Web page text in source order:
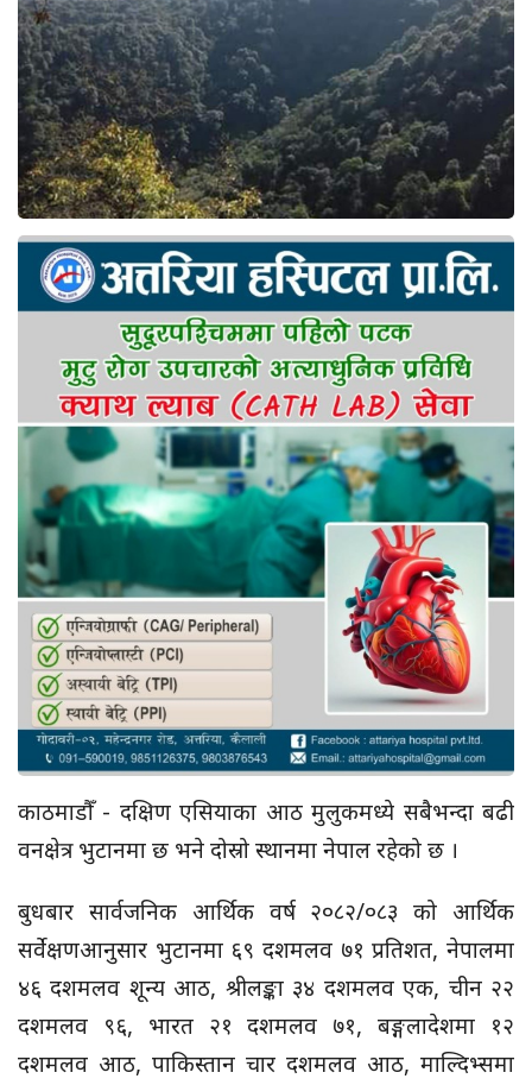
काठमाडौँ - दक्षिण एसियाका आठ मुलुकमध्ये सबैभन्दा बढी
वनक्षेत्र भुटानमा छ भने दोस्रो स्थानमा नेपाल रहेको छ ।
बुधबार सार्वजनिक आर्थिक वर्ष २०८२/०८३ को आर्थिक
सर्वेक्षणआनुसार भुटानमा ६९ दशमलव ७१ प्रतिशत, नेपालमा
४६ दशमलव शून्य आठ, श्रीलङ्का ३४ दशमलव एक, चीन २२
दशमलव ९६, भारत २१ दशमलव ७१, बङ्गलादेशमा १२
दशमलव आठ, पाकिस्तान चार दशमलव आठ, माल्दिभ्समा